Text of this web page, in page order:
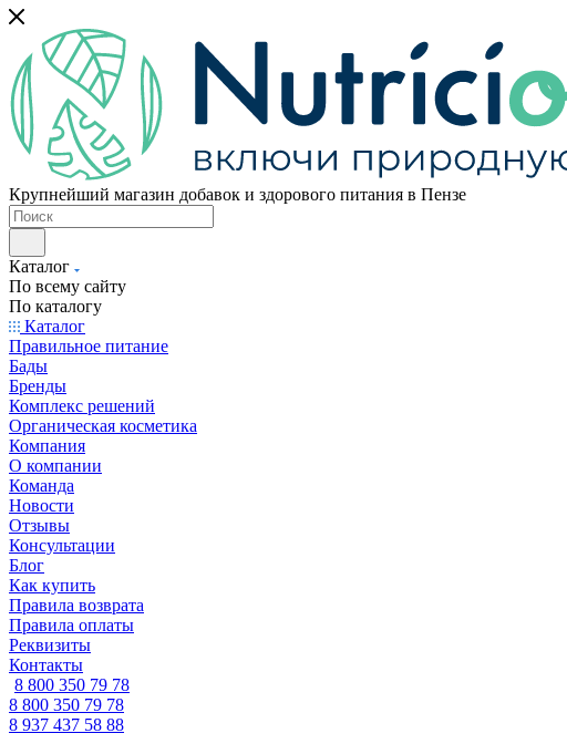
Крупнейший магазин добавок и здорового питания в Пензе
Каталог
По всему сайту
По каталогу
Каталог
Правильное питание
Бады
Бренды
Комплекс решений
Органическая косметика
Компания
О компании
Команда
Новости
Отзывы
Консультации
Блог
Как купить
Правила возврата
Правила оплаты
Реквизиты
Контакты
8 800 350 79 78
8 800 350 79 78
8 937 437 58 88